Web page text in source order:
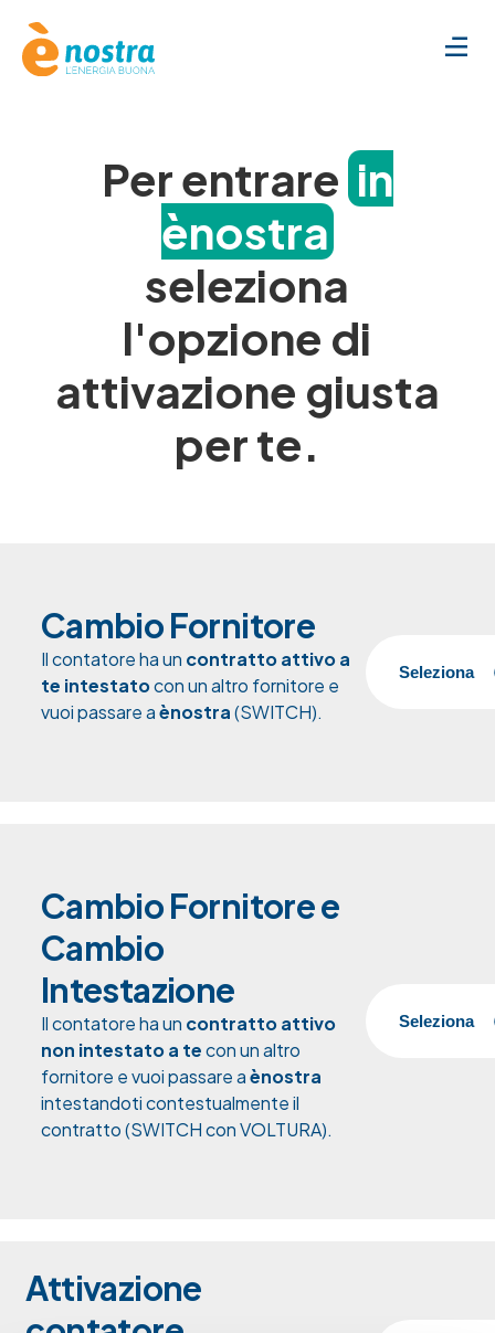
Per entrarein
ènostra
seleziona
l'opzione di
attivazione giusta
per te.
Cambio Fornitore
Il contatore ha un contratto attivoa
te intestatocon un altro fornitore e
vuoi passare aènostra(SWITCH).
Seleziona
Cambio Fornitore e
Cambio
Intestazione
Il contatore ha un contratto attivo
non intestato a tecon un altro
fornitore e vuoi passare aènostra
intestandoti contestualmente il
contratto (SWITCH con VOLTURA).
Seleziona
Attivazione